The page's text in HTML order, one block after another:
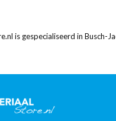
is gespecialiseerd in Busch-